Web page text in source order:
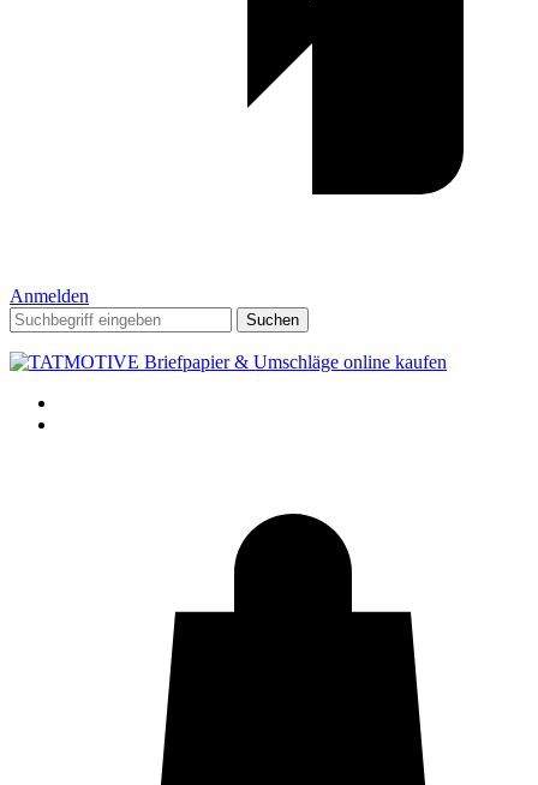
Anmelden
Suchen